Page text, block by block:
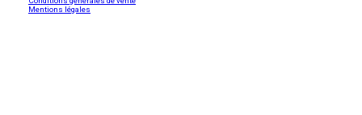
Mentions légales